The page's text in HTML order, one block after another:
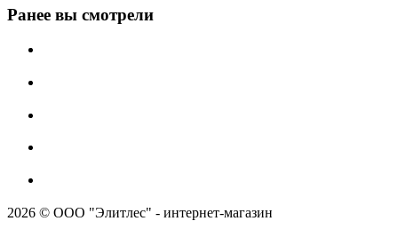
Ранее вы смотрели
2026 © ООО "Элитлес" - интернет-магазин